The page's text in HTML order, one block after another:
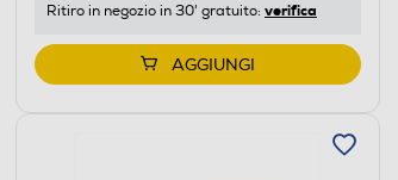
Ritiro in negozio in 30' gratuito: verifica
AGGIUNGI